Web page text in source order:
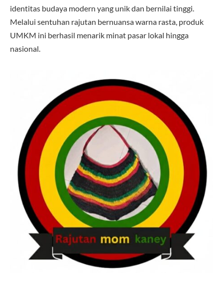
identitas budaya modern yang unik dan bernilai tinggi.
Melalui sentuhan rajutan bernuansa warna rasta, produk
UMKM ini berhasil menarik minat pasar lokal hingga
nasional.